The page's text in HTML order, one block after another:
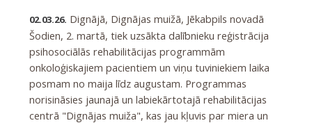
02.03.26. Dignājā, Dignājas muižā, Jēkabpils novadā
Šodien, 2. martā, tiek uzsākta dalībnieku reģistrācija
psihosociālās rehabilitācijas programmām
onkoloģiskajiem pacientiem un viņu tuviniekiem laika
posmam no maija līdz augustam. Programmas
norisināsies jaunajā un labiekārtotajā rehabilitācijas
centrā "Dignājas muiža", kas jau kļuvis par miera un